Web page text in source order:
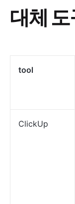
대체
tool
ClickUp